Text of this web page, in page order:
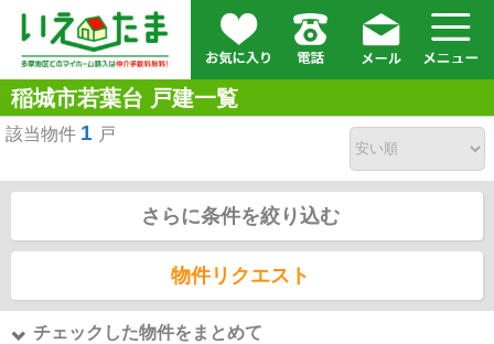
稲城市若葉台 戸建一覧
該当物件 1 戸
さらに条件を絞り込む
物件リクエスト
チェックした物件をまとめて